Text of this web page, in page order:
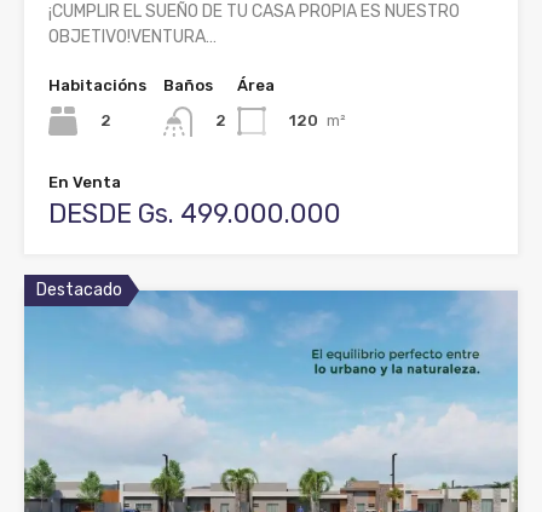
¡CUMPLIR EL SUEÑO DE TU CASA PROPIA ES NUESTRO
OBJETIVO!VENTURA…
Habitacións
2
Baños
2
Área
120 m²
En Venta
DESDE Gs. 499.000.000
Destacado